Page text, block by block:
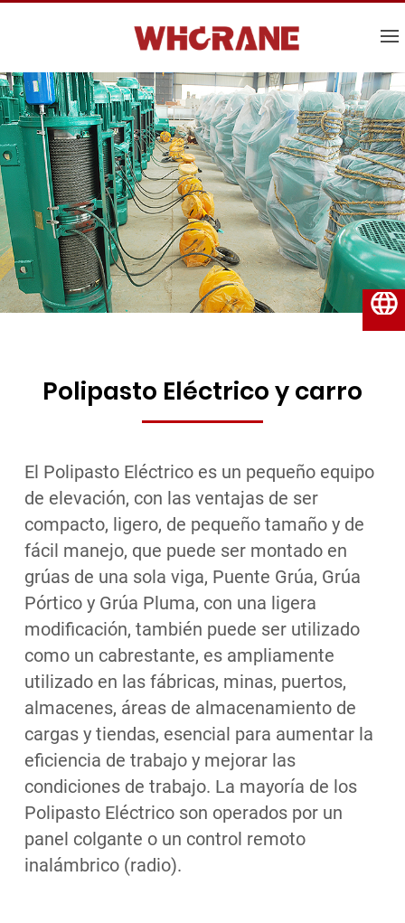
Polipasto Eléctrico y carro
El Polipasto Eléctrico es un pequeño equipo
de elevación, con las ventajas de ser
compacto, ligero, de pequeño tamaño y de
fácil manejo, que puede ser montado en
grúas de una sola viga, Puente Grúa, Grúa
Pórtico y Grúa Pluma, con una ligera
modificación, también puede ser utilizado
como un cabrestante, es ampliamente
utilizado en las fábricas, minas, puertos,
almacenes, áreas de almacenamiento de
cargas y tiendas, esencial para aumentar la
eficiencia de trabajo y mejorar las
condiciones de trabajo. La mayoría de los
Polipasto Eléctrico son operados por un
panel colgante o un control remoto
inalámbrico (radio).
Español